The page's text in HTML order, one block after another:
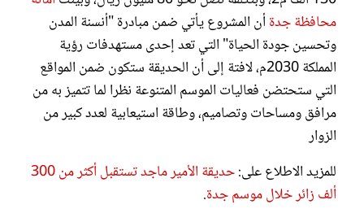
محافظة جدةأن المشروع يأتي ضمن مبادرة "أنسنة المدن
وتحسين جودة الحياة" التي تعد إحدى مستهدفات رؤية
المملكة 2030م، لافتة إلى أن الحديقة ستكون ضمن المواقع
التي ستحتضن فعاليات الموسم المتنوعة نظرا لما تتميز به من
مرافق ومساحات وتصاميم، وطاقة استيعابية لعدد كبير من
الزوار
للمزيد الاطلاع على:
حديقة الأمير ماجد تستقبل أكثر من 300
ألف زائر خلال موسم جدة.